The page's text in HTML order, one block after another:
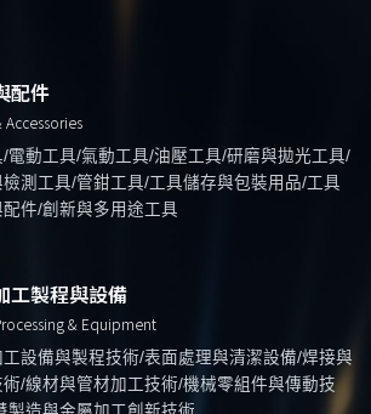
配件
Accessories
/電動工具/氣動工具/油壓工具/研磨與拋光工具/
測工具/管鉗工具/工具儲存與包裝用品/工具
件/創新與多用途工具
工製程與設備
& Equipment
設備與製程技術/表面處理與清潔設備/焊接與
/線材與管材加工技術/機械零組件與傳動技